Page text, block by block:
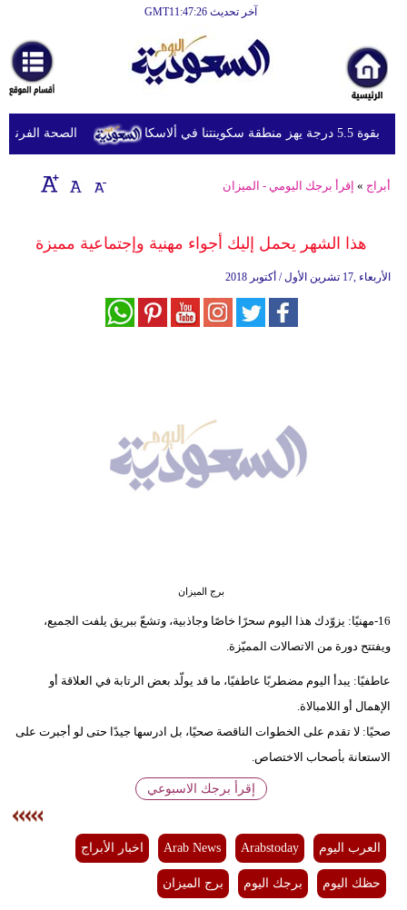
آخر تحديث GMT11:47:26
أخبارعاجلة
رياضة
ثقافة
إقتصاد
وموسيقى
وتكنولوجيا
الصحة الفرنسية منطقة سكوينتنا في ألاسكا
أبراج » إقرأ برجك اليومي - الميزان
هذا الشهر يحمل إليك أجواء مهنية وإجتماعية مميزة
الأربعاء ,17 تشرين الأول / أكتوبر 2018
برج الميزان
16-مهنيًا: يزوّدك هذا اليوم سحرًا خاصًا وجاذبية، وتشعّ ببريق يلفت الجميع،
ويفتتح دورة من الاتصالات المميّزة.
عاطفيًا: يبدأ اليوم مضطربًا عاطفيًا، ما قد يولّد بعض الرتابة في العلاقة أو
الإهمال أو اللامبالاة.
صحيًا: لا تقدم على الخطوات الناقصة صحيًا، بل ادرسها جيدًا حتى لو أجبرت على
الاستعانة بأصحاب الاختصاص.
إقرأ برجك الاسبوعي
العرب اليوم Arabstoday
Arab News اخبار الأبراج
حظك اليوم برجك اليوم برج الميزان